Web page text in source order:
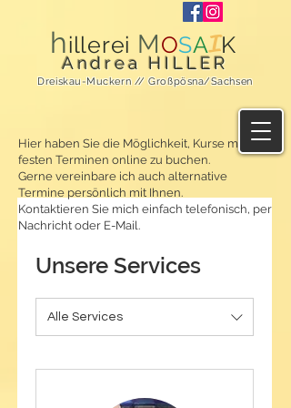
hillerei MOSAIK
Andrea HILLER
Dreiskau-Muckern // Großpösna/Sachsen
Unsere Services
Alle Services
Hier haben Sie die Möglichkeit, Kurse mit
festen Terminen online zu buchen.
Gerne vereinbare ich auch alternative
Termine persönlich mit Ihnen.
Kontaktieren Sie mich einfach telefonisch, per
Nachricht oder E-Mail.